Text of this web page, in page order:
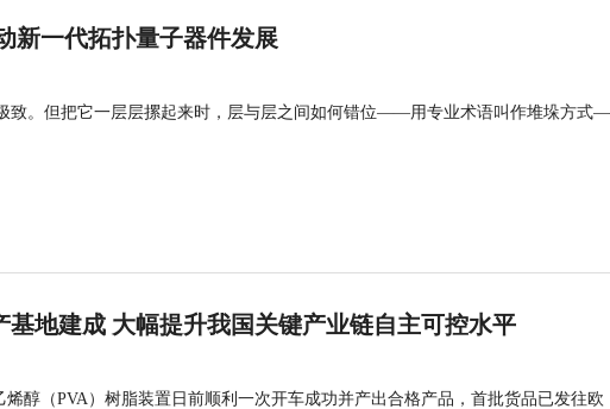
新一代拓扑量子器件发展
致。但把它一层层摞起来时，层与层之间如何错位——用专业术语叫作堆垛方
地建成 大幅提升我国关键产业链自主可控水平
醇（PVA）树脂装置日前顺利一次开车成功并产出合格产品，首批货品已发往欧